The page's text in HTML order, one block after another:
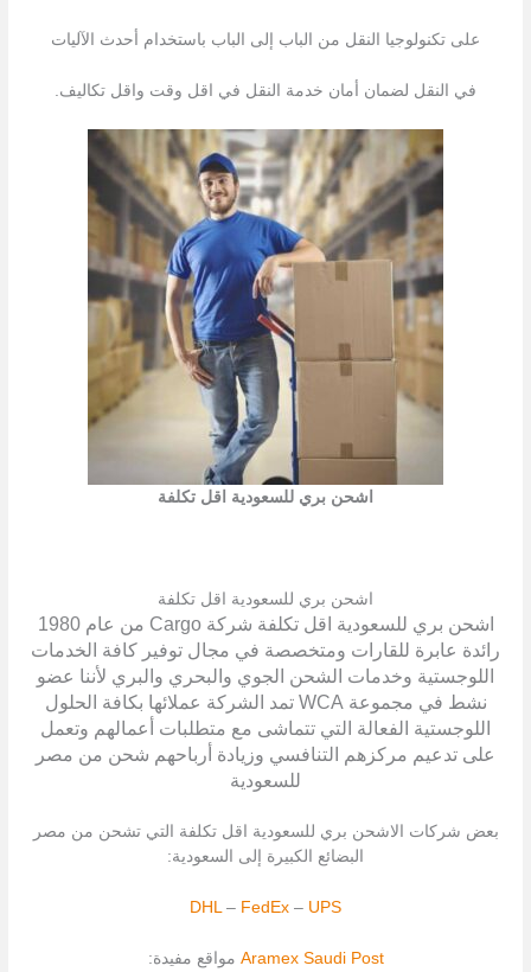
على تكنولوجيا النقل من الباب إلى الباب باستخدام أحدث الآليات
في النقل لضمان أمان خدمة النقل في اقل وقت واقل تكاليف.
اشحن بري للسعودية اقل تكلفة
اشحن بري للسعودية اقل تكلفة
اشحن بري للسعودية اقل تكلفة شركة Cargo من عام 1980
رائدة عابرة للقارات ومتخصصة في مجال توفير كافة الخدمات
اللوجستية وخدمات الشحن الجوي والبحري والبري لأننا عضو
نشط في مجموعة WCA تمد الشركة عملائها بكافة الحلول
اللوجستية الفعالة التي تتماشى مع متطلبات أعمالهم وتعمل
على تدعيم مركزهم التنافسي وزيادة أرباحهم شحن من مصر
للسعودية
بعض شركات الاشحن بري للسعودية اقل تكلفة التي تشحن من مصر
البضائع الكبيرة إلى السعودية:
DHL – FedEx – UPS
Aramex Saudi Post مواقع مفيدة: